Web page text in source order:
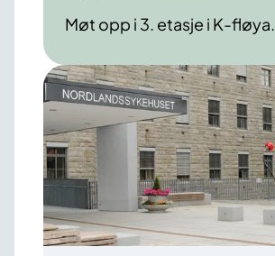
Møt opp i 3. etasje i K-fløya.